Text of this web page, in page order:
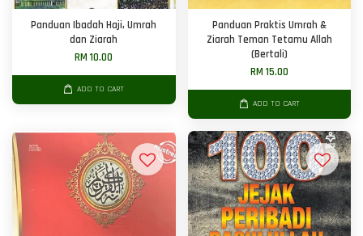
Panduan Ibadah Haji, Umrah
dan Ziarah
RM 10.00
ADD TO CART
Panduan Praktis Umrah &
Ziarah Teman Tetamu Allah
(Bertali)
RM 15.00
ADD TO CART